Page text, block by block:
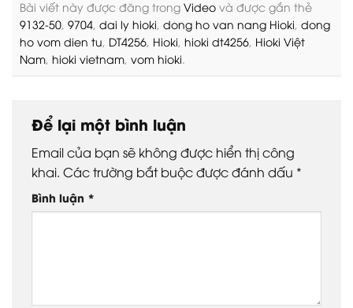
Bài viết này được đăng trong Video và được gắn thẻ
9132-50 9704 dai ly hioki dong ho van nang Hioki dong
ho vom dien tu DT4256 Hioki hioki dt4256 Hioki Việt
Nam hioki vietnam vom hioki
Để lại một bình luận
Email của bạn sẽ không được hiển thị công
khai. Các trường bắt buộc được đánh dấu *
Bình luận *